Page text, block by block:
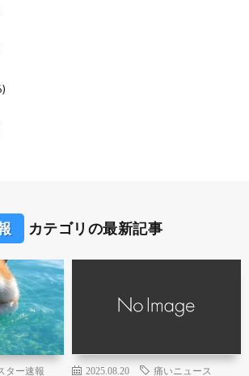
カテゴリの最新記事
ター速報 2025.08.20 痛いニュース